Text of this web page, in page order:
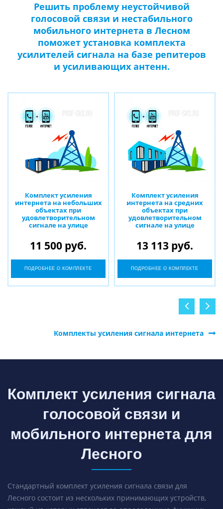
Решить проблему неустойчивой
голосовой связи и нестабильного
мобильного интернета в Лесном
поможет установка комплекта
усилителей сигнала на базе репитеров
и усиливающих антенн.
Комплект усиления
интернета на небольших
объектах при
удовлетворительном
сигнале на улице
11 500 руб.
ПОДРОБНЕЕ О КОМПЛЕКТЕ
Комплект усиления
интернета на средних
объектах при
удовлетворительном
сигнале на улице
13 113 руб.
ПОДРОБНЕЕ О КОМПЛЕКТЕ
Комплекты усиления сигнала интернета
Комплект усиления сигнала
голосовой связи и
мобильного интернета для
Лесного
Стандартный комплект усиления сигнала связи для
Лесного состоит из нескольких принимающих устройств,